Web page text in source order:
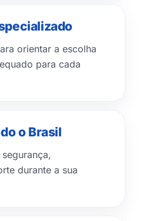
orientar a escolha
para cada
o Brasil
durante a sua